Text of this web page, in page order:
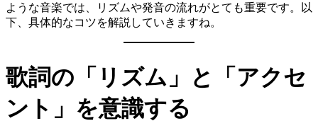
ような音楽では、リズムや発音の流れがとても重要です。以
下、具体的なコツを解説していきますね。
歌詞の「リズム」と「アクセ
ント」を意識する